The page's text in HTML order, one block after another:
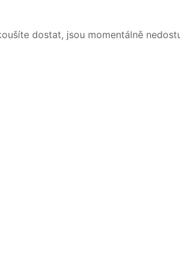
dostat, jsou momentálně